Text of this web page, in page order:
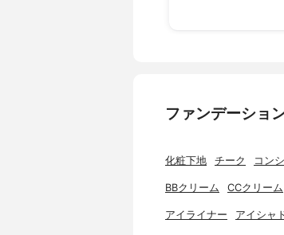
ファンデーショ
化粧下地 チーク コン
BBクリーム CCクリーム
アイライナー アイシャ